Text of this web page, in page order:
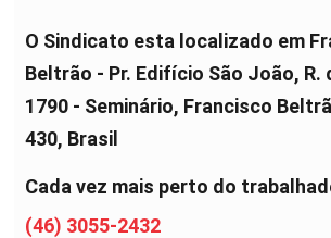
O Sindicato esta localizado em
Beltrão - Pr. Edifício São João, R.
1790 - Seminário, Francisco
430, Brasil
Cada vez mais perto do
(46) 3055-2432